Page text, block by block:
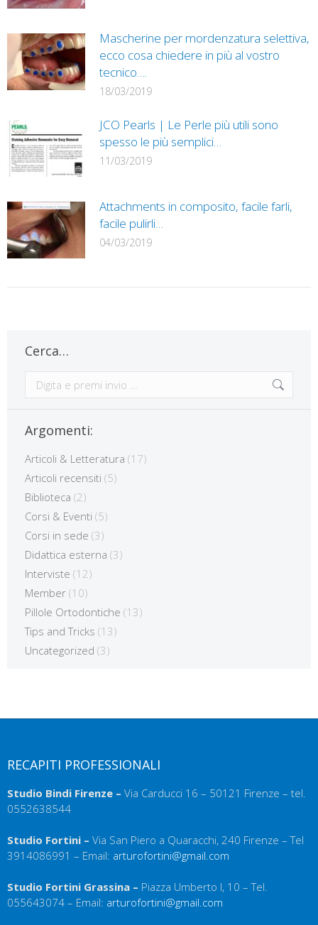
Mascherine per mordenzatura selettiva,
ecco cosa chiedere in più al vostro
tecnico….
18/03/2019
JCO Pearls | Le Perle più utili sono
spesso le più semplici…
11/03/2019
Attachments in composito, facile farli,
facile pulirli…
04/03/2019
Cerca…
Cerca:
Argomenti:
Articoli & Letteratura (17)
Articoli recensiti (5)
Biblioteca (2)
Corsi & Eventi (5)
Corsi in sede (3)
Didattica esterna (3)
Interviste (12)
Member (10)
Pillole Ortodontiche (13)
Tips and Tricks (13)
Uncategorized (3)
RECAPITI PROFESSIONALI
Studio Bindi Firenze – Via Carducci 16 – 50121 Firenze – tel.
0552638544
Studio Fortini – Via San Piero a Quaracchi, 240 Firenze – Tel
3914086991 – Email: arturofortini@gmail.com
Studio Fortini Grassina – Piazza Umberto I, 10 – Tel.
055643074 – Email: arturofortini@gmail.com